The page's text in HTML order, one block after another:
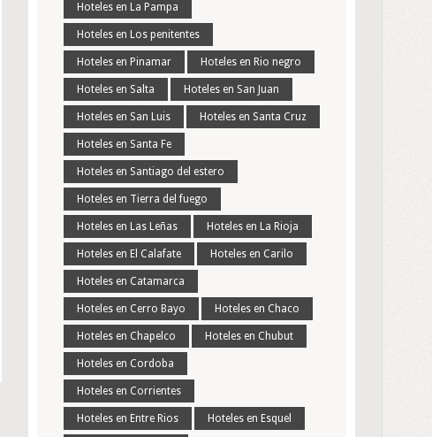
Hoteles en La Pampa
Hoteles en Los penitentes
Hoteles en Pinamar Hoteles en Rio negro
Hoteles en Salta Hoteles en San Juan
Hoteles en San Luis Hoteles en Santa Cruz
Hoteles en Santa Fe
Hoteles en Santiago del estero
Hoteles en Tierra del fuego
Hoteles en Las Leñas Hoteles en La Rioja
Hoteles en El Calafate Hoteles en Carilo
Hoteles en Catamarca
Hoteles en Cerro Bayo Hoteles en Chaco
Hoteles en Chapelco Hoteles en Chubut
Hoteles en Cordoba
Hoteles en Corrientes
Hoteles en Entre Rios Hoteles en Esquel